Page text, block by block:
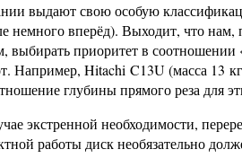
выдают свою особую
вперёд). Выходит, что нам,
выбирать приоритет в соотношении
Например, Hitachi C13U (масса 13
глубины прямого реза для
экстренной необходимости,
работы диск необязательно